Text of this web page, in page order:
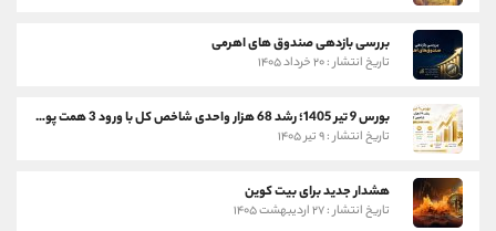
بررسی بازدهی صندوق های اهرمی
تاریخ انتشار : ۲۰ خرداد ۱۴۰۵
بورس 9 تیر 1405؛ رشد 68 هزار واحدی شاخص کل با ورود 3 همت پول حقیقی
تاریخ انتشار : ۹ تیر ۱۴۰۵
هشدار جدید برای بیت کوین
تاریخ انتشار : ۲۷ اردیبهشت ۱۴۰۵